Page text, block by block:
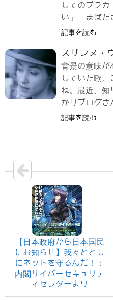
してのプラ
い」「まばた
記事を読む
スザンヌ
背景の意味が
していた歌
ね。最近、
かりブログさ
記事を読む
【日本政府から日本国民
にお知らせ】我々ととも
にネットを守るんだ！：
内閣サイバーセキュリテ
ィセンターより